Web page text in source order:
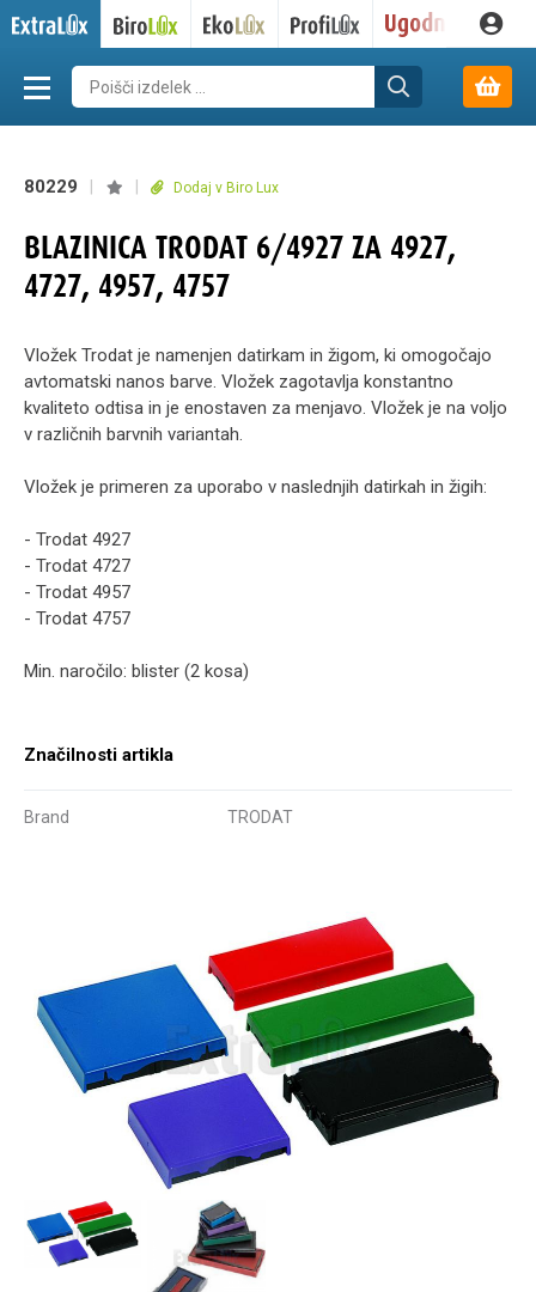
80229 Dodaj v Biro Lux
BLAZINICA TRODAT 6/4927 ZA 4927,
4727, 4957, 4757
Vložek Trodat je namenjen datirkam in žigom, ki omogočajo
avtomatski nanos barve. Vložek zagotavlja konstantno
kvaliteto odtisa in je enostaven za menjavo. Vložek je na voljo
v različnih barvnih variantah.
Vložek je primeren za uporabo v naslednjih datirkah in žigih:
- Trodat 4927
- Trodat 4727
- Trodat 4957
- Trodat 4757
Min. naročilo: blister (2 kosa)
Značilnosti artikla
Brand TRODAT